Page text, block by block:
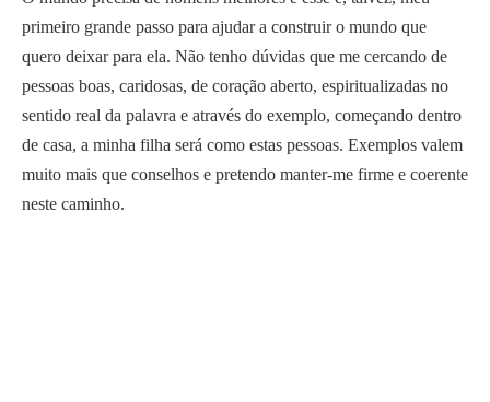
primeiro grande passo para ajudar a construir o mundo que
quero deixar para ela. Não tenho dúvidas que me cercando de
pessoas boas, caridosas, de coração aberto, espiritualizadas no
sentido real da palavra e através do exemplo, começando dentro
de casa, a minha filha será como estas pessoas. Exemplos valem
muito mais que conselhos e pretendo manter-me firme e coerente
neste caminho.